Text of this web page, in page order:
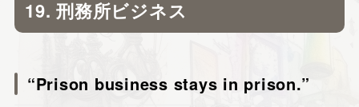
19. 刑務所ビジネス
“Prison business stays in prison.”